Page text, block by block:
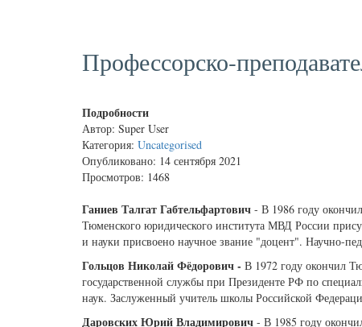
Профессорско-
Подробности
Автор: Super User
Категория: Uncategorised
Опубликовано: 14 сентября 2021
Просмотров: 1468
Ганиев Талгат Габтельфартович - В 1986 году
Тюменского юридического института МВД России
и науки присвоено научное звание "доцент". Научно-
Гольцов Николай Фёдорович - В 1972 году окончил
государственной службы при Президенте РФ по
наук. Заслуженный учитель школы Российской
Даровских Юрий Владимирович - В 1985 году